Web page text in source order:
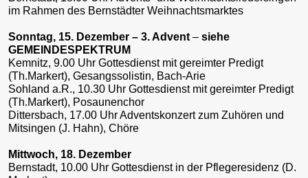
im Rahmen des Bernstädter Weihnachtsmarktes
Sonntag, 15. Dezember – 3. Advent– siehe
GEMEINDESPEKTRUM
Kemnitz, 9.00 Uhr Gottesdienst mit gereimter Predigt
(Th.Markert), Gesangssolistin, Bach-Arie
Sohland a.R., 10.30 Uhr Gottesdienst mit gereimter Predigt
(Th.Markert), Posaunenchor
Dittersbach, 17.00 Uhr Adventskonzert zum Zuhören und
Mitsingen (J. Hahn), Chöre
Mittwoch, 18. Dezember
Bernstadt, 10.00 Uhr Gottesdienst in der Pflegeresidenz (D.